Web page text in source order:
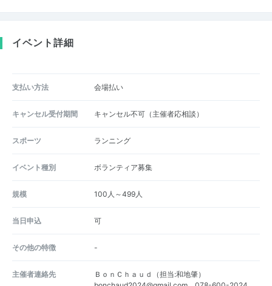
イベント詳細
支払い方法 会場払い
キャンセル受付期間 キャンセル不可（主催者応相談）
スポーツ ランニング
イベント種別 ボランティア募集
規模 100人～499人
当日申込 可
その他の特徴 -
主催者連絡先
ＢｏｎＣｈａｕｄ（担当:和地肇）